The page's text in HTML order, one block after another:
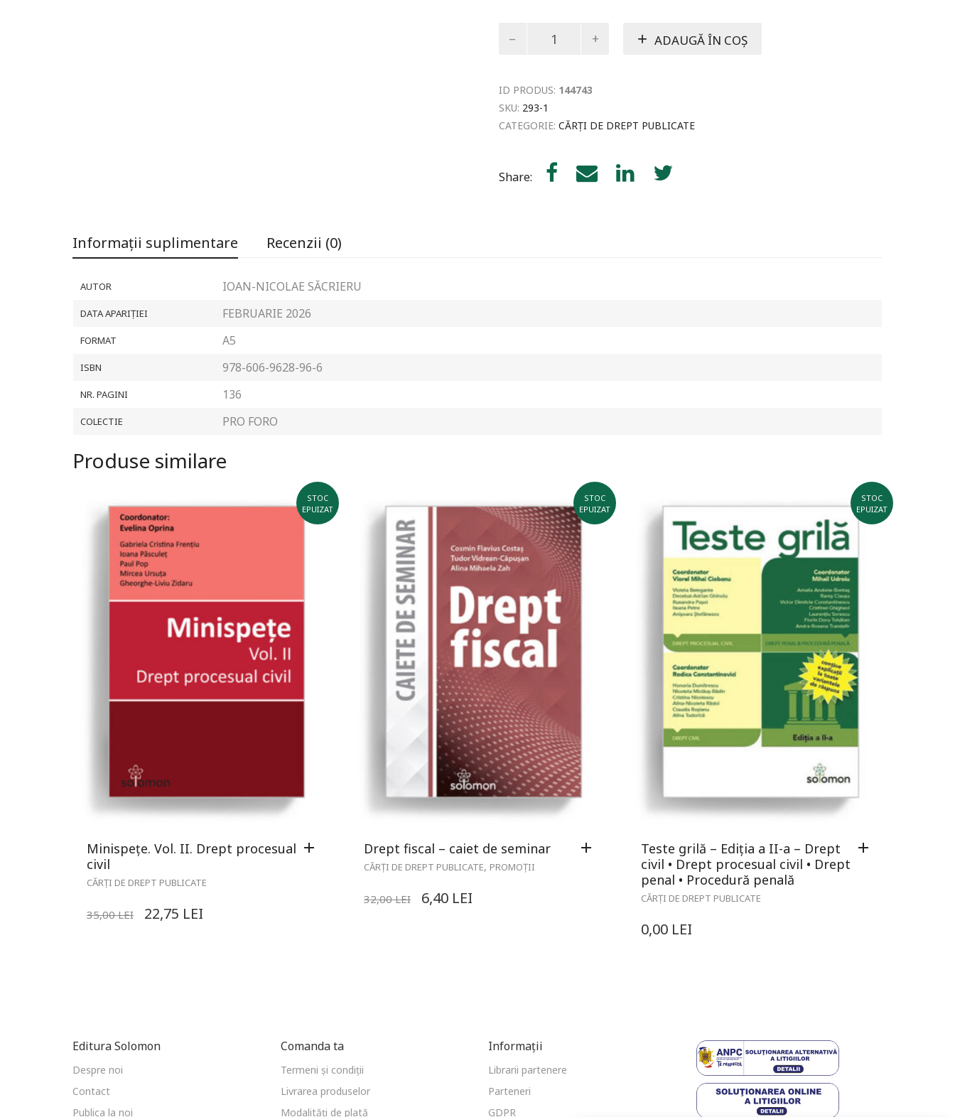
Aspecte
lucrul
implicit
ADAUGĂ ÎN COȘ
ID PRODUS: 144743
SKU: 293-1
CATEGORIE: CĂRȚI DE DREPT PUBLICATE
Share:
Informații suplimentare Recenzii (0)
AUTOR IOAN-NICOLAE SĂCRIERU
DATA APARIȚIEI FEBRUARIE 2026
FORMAT A5
ISBN 978-606-9628-96-6
NR. PAGINI 136
COLECTIE PRO FORO
Produse similare
STOC
EPUIZAT
Minispețe. Vol. II. Drept procesual
civil
CĂRȚI DE DREPT PUBLICATE
35,00LEI 22,75 LEI
STOC
EPUIZAT
Drept fiscal – caiet de seminar
CĂRȚI DE DREPT PUBLICATE, PROMOȚII
32,00LEI 6,40 LEI
STOC
EPUIZAT
Teste grilă – Ediția a II-a – Drept
civil • Drept procesual civil • Drept
penal • Procedură penală
CĂRȚI DE DREPT PUBLICATE
0,00 LEI
Editura Solomon
Despre noi
Contact
Publica la noi
Comanda ta
Termeni și condiții
Livrarea produselor
Modalități de plată
Informații
Librarii partenere
Parteneri
GDPR